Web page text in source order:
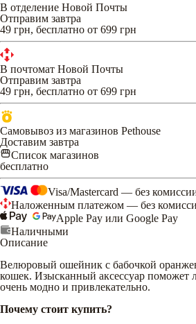
В отделение Новой Почты
Отправим завтра
49 грн, бесплатно от 699 грн
В почтомат Новой Почты
Отправим завтра
49 грн, бесплатно от 699 грн
Самовывоз из магазинов Pethouse
Доставим завтра
Список магазинов
бесплатно
Visa/Mastercard — без
Наложенным платежом — без
Apple Pay или Google Pay
Наличными
Описание
Велюровый ошейник с бабочкой
кошек. Изысканный аксессуар поможет
очень модно и привлекательно.
Почему стоит купить?